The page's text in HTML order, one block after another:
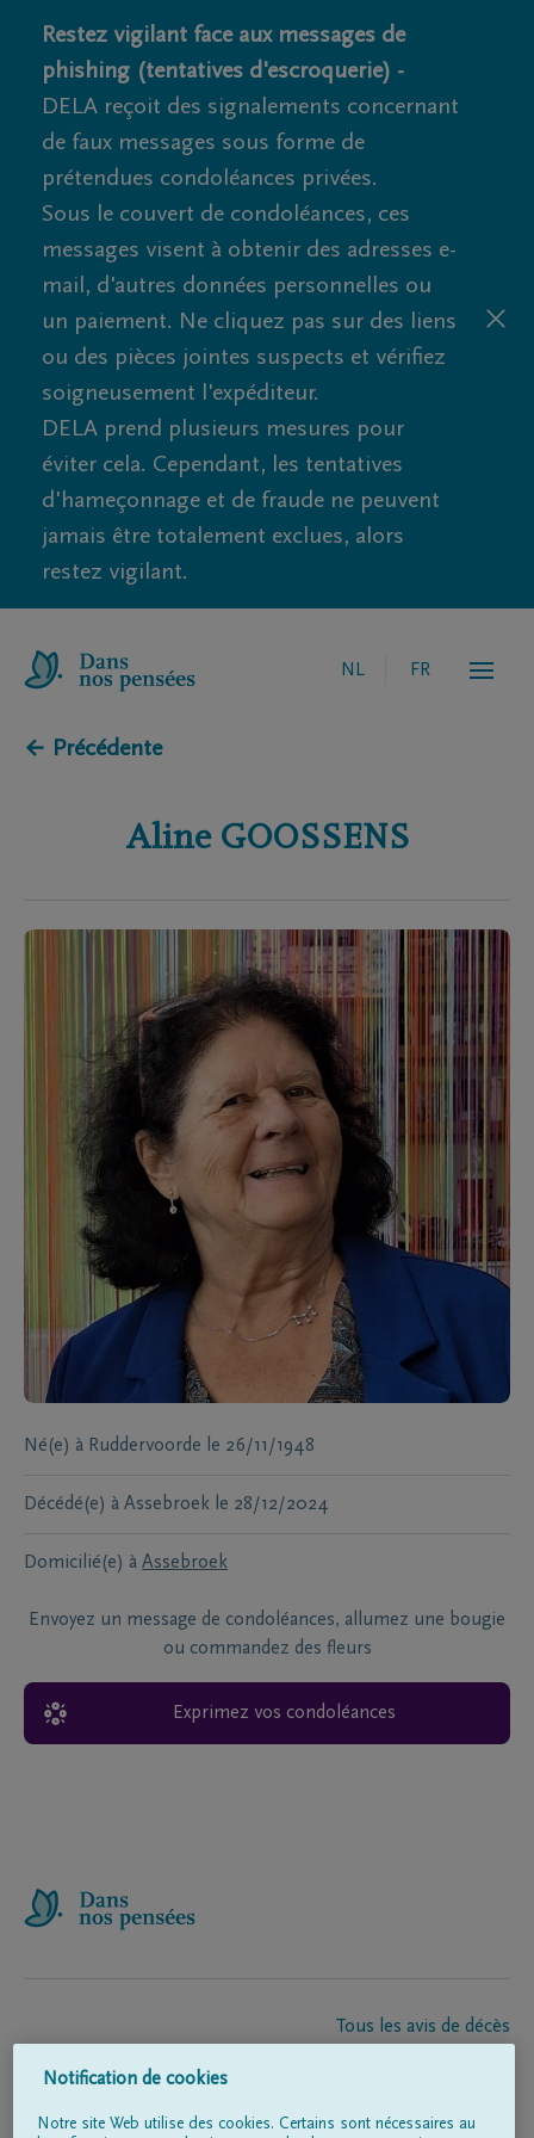
Restez vigilant face aux messages de
phishing (tentatives d'escroquerie) -
DELA reçoit des signalements concernant
de faux messages sous forme de
prétendues condoléances privées.
Sous le couvert de condoléances, ces
messages visent à obtenir des adresses e-
mail, d'autres données personnelles ou
un paiement. Ne cliquez pas sur des liens
ou des pièces jointes suspects et vérifiez
soigneusement l'expéditeur.
DELA prend plusieurs mesures pour
éviter cela. Cependant, les tentatives
d'hameçonnage et de fraude ne peuvent
jamais être totalement exclues, alors
restez vigilant.
NL FR
← Précédente
Aline GOOSSENS
Né(e) à Ruddervoorde le 26/11/1948
Décédé(e) à Assebroek le 28/12/2024
Domicilié(e) à Assebroek
Envoyez un message de condoléances, allumez une bougie
ou commandez des fleurs
Exprimez vos condoléances
Tous les avis de décès
Entrepreneur de pompes funèbres
Notification de cookies
Notre site Web utilise des cookies. Certains sont nécessaires au